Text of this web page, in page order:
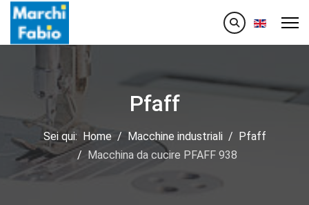
Seleziona
Pfaff
Sei qui: Home Macchine industriali
Pfaff
Macchina da cucire PFAFF 938